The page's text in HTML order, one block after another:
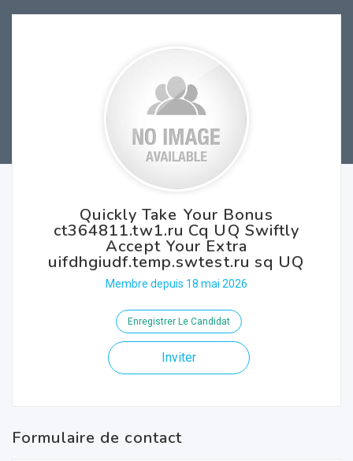
Quickly Take Your Bonus
ct364811.tw1.ru Cq UQ Swiftly
Accept Your Extra
uifdhgiudf.temp.swtest.ru sq UQ
Membre depuis 18 mai 2026
Enregistrer Le Candidat
Inviter
Formulaire de contact